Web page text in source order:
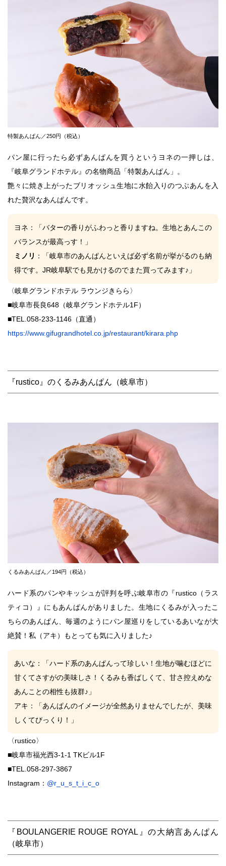
特製あんぱん／250円（税込）
パン屋に行ったら必ずあんぱんを買うという ヨネの一押しは、
『岐阜グランドホテル』の名物商品「特製あんぱん」。
艶々に焼き上がったブリオッシュ生地に水飴入りのつぶあんを入
れた贅沢なあんぱんです。
ヨネ ：「バターの香りがふわっと香りますね。生地とあんこの
バランスが最高っす！」
ミノリ ：「岐阜市のあんぱんといえば必ず名前が挙がるのも納
得です。JR岐阜駅でも見かけるのでまた買ってみます♪」
〈岐阜グランドホテル ラウンジきらら〉
■岐阜市長良648（岐阜グランドホテル1F）
■TEL.058-233-1146（直通）
https://www.gifugrandhotel.co.jp/restaurant/kirara.php
『rustico』のくるみあんぱん（岐阜市）
くるみあんぱん／194円（税込）
ハード系のパンやキッシュが評判を呼ぶ岐阜市の『rustico（ラス
ティコ）』にもあんぱんがありました。生地にくるみが入ったこ
ちらのあんぱん、毎週のようにパン屋巡りをしているあいなが大
絶賛！私（アキ）もとっても気に入りました♪
あいな ：「ハード系のあんぱんって珍しい！生地が噛むほどに
甘くてさすがの美味しさ！くるみも香ばしくて、甘さ控えめな
あんことの相性も抜群♪」
アキ ：「あんぱんのイメージが全然ありませんでしたが、美味
しくてびっくり！」
〈rustico〉
■岐阜市福光西3-1-1 TKビル1F
■TEL.058-297-3867
Instagram： @r_u_s_t_i_c_o
『BOULANGERIE ROUGE ROYAL』の大納言あんぱん
（岐阜市）